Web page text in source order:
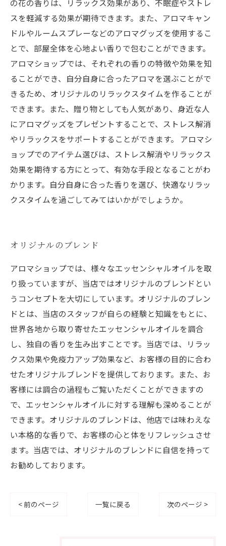
の花の香りは、リラックス効果があり、不眠症やストレ
スを軽減する効果が期待できます。また、アロマキャン
ドルやルームスプレーなどのアロマグッズを使用するこ
とで、部屋全体を心地よい香りで包むことができます。
アロマショップでは、それぞれの香りの特徴や効果を知
ることができ、自分自身に合ったアロマを選ぶことがで
きるため、オリジナルのリラックスタイムを作ることが
できます。また、贈り物としても人気があり、身近な人
にアロマグッズをプレゼントすることで、ストレス解消
やリラックスをサポートすることができます。 アロマシ
ョップでのアイテム選びは、ストレス解消やリラックス
効果を期待する方にとって、有効な手段となることがわ
かります。自分自身に合った香りを選び、快適なリラッ
クスタイムを過ごしてみてはいかがでしょうか。
オリジナルのブレンド
アロマショップでは、様々なエッセンシャルオイルを取
り扱っていますが、当店ではオリジナルのブレンドとい
うコンセプトを大切にしています。オリジナルのブレン
ドとは、当店のスタッフが自らの経験と知識をもとに、
世界各地から取り寄せたエッセンシャルオイルを調合
し、独自の香りを生み出すことです。当店では、リラッ
クス効果や免疫力アップ効果など、お客様の目的に合わ
せたオリジナルブレンドを提供しております。また、お
客様には調合の過程もご覧いただくことができますの
で、エッセンシャルオイルに対する理解も深めることが
できます。オリジナルのブレンドは、他店では味わえな
い本格的な香りで、お客様の心と体をリフレッシュさせ
ます。当店では、オリジナルのブレンドに自信を持って
お勧めしております。
< 前のページ 一覧に戻る 次のページ >